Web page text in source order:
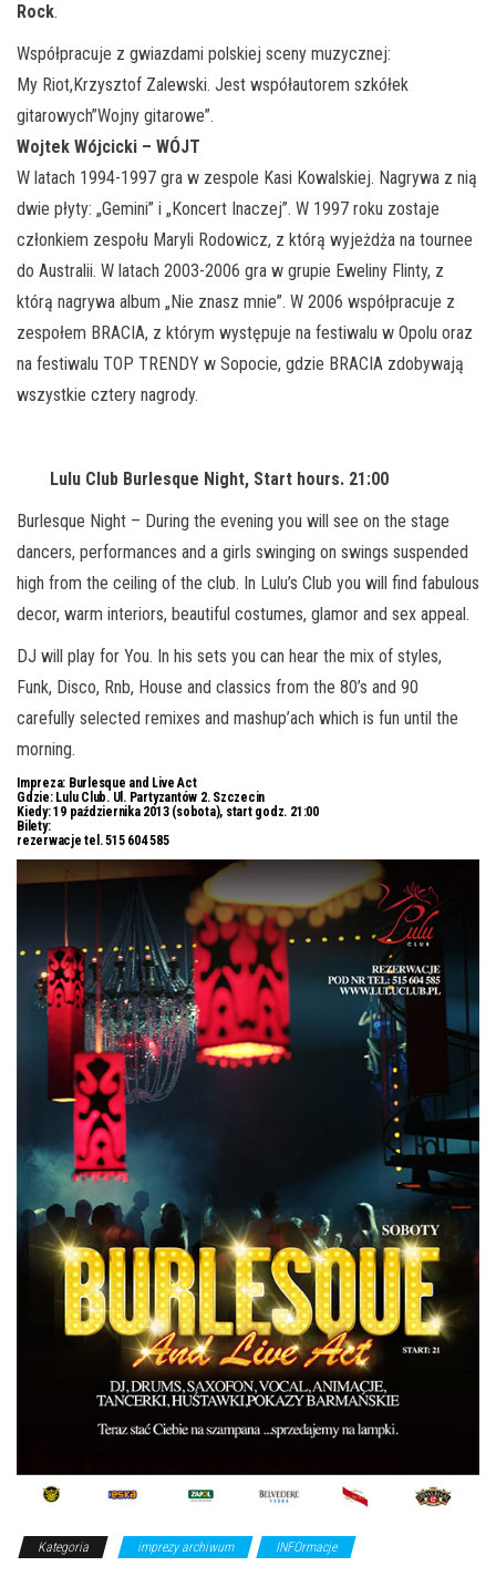
Rock.
Współpracuje z gwiazdami polskiej sceny muzycznej:
My Riot,Krzysztof Zalewski. Jest współautorem szkółek
gitarowych”Wojny gitarowe”.
Wojtek Wójcicki – WÓJT
W latach 1994-1997 gra w zespole Kasi Kowalskiej. Nagrywa z nią
dwie płyty: „Gemini” i „Koncert Inaczej”. W 1997 roku zostaje
członkiem zespołu Maryli Rodowicz, z którą wyjeżdża na tournee
do Australii. W latach 2003-2006 gra w grupie Eweliny Flinty, z
którą nagrywa album „Nie znasz mnie”. W 2006 współpracuje z
zespołem BRACIA, z którym występuje na festiwalu w Opolu oraz
na festiwalu TOP TRENDY w Sopocie, gdzie BRACIA zdobywają
wszystkie cztery nagrody.
Lulu Club Burlesque Night, Start hours. 21:00
Burlesque Night – During the evening you will see on the stage
dancers, performances and a girls swinging on swings suspended
high from the ceiling of the club. In Lulu’s Club you will find fabulous
decor, warm interiors, beautiful costumes, glamor and sex appeal.
DJ will play for You. In his sets you can hear the mix of styles,
Funk, Disco, Rnb, House and classics from the 80’s and 90
carefully selected remixes and mashup’ach which is fun until the
morning.
Impreza: Burlesque and Live Act
Gdzie:Lulu Club. Ul. Partyzantów 2. Szczecin
Kiedy:19 października 2013 (sobota), start godz. 21:00
Bilety:
rezerwacje tel. 515 604 585
Kategoria imprezy archiwum INFOrmacje